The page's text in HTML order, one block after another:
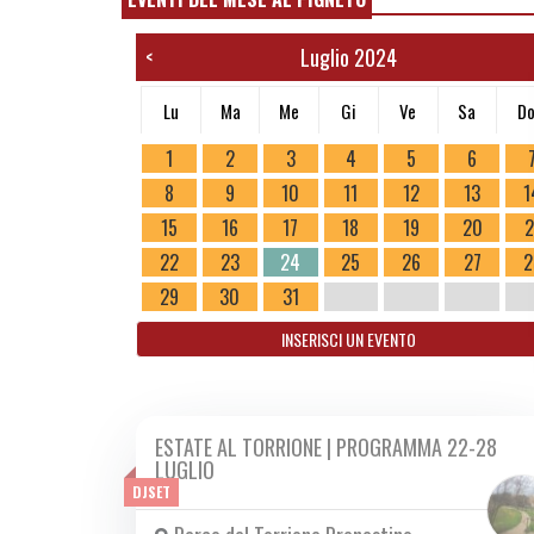
< Luglio 2024
Lu Ma Me Gi Ve Sa Do
1 2 3 4 5 6
7
8
9 10 11 12 13
15
16 17 18 19 20
22
23 24 25 26 27
29
30 31
INSERISCI UN EVENTO
DJSET
DA LUN 22/07 A DOM 28/07 2024
ESTATE AL TORRIONE | PROGRAMMA 22-28
LUGLIO